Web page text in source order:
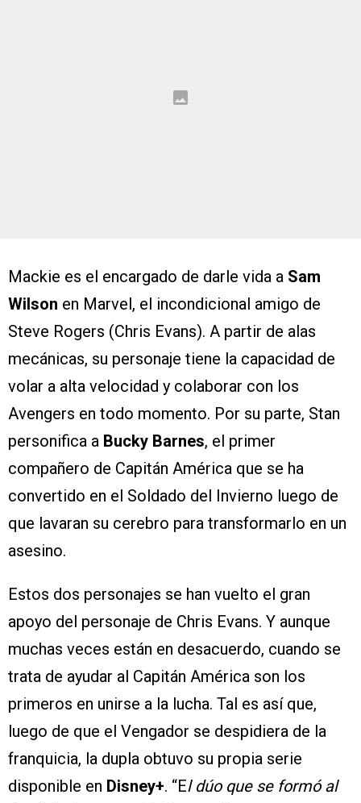
Mackie es el encargado de darle vida a Sam
Wilson en Marvel, el incondicional amigo de
Steve Rogers (Chris Evans). A partir de alas
mecánicas, su personaje tiene la capacidad de
volar a alta velocidad y colaborar con los
Avengers en todo momento. Por su parte, Stan
personifica a Bucky Barnes, el primer
compañero de Capitán América que se ha
convertido en el Soldado del Invierno luego de
que lavaran su cerebro para transformarlo en un
asesino.
Estos dos personajes se han vuelto el gran
apoyo del personaje de Chris Evans. Y aunque
muchas veces están en desacuerdo, cuando se
trata de ayudar al Capitán América son los
primeros en unirse a la lucha. Tal es así que,
luego de que el Vengador se despidiera de la
franquicia, la dupla obtuvo su propia serie
disponible en Disney+. “El dúo que se formó al